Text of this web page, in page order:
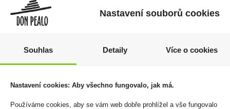
Papírky OCB Slim
Premium
Cena za:balení (50 ks)
Jameson Irish Whisky
0,05l 40% Mini
Cena za:1 ks
Nastavení souborů cookies
Souhlas Detaily Více o cookies
Nastavení cookies: Aby všechno fungovalo, jak má.
Používáme cookies, aby se vám web dobře prohlížel a vše fungovalo